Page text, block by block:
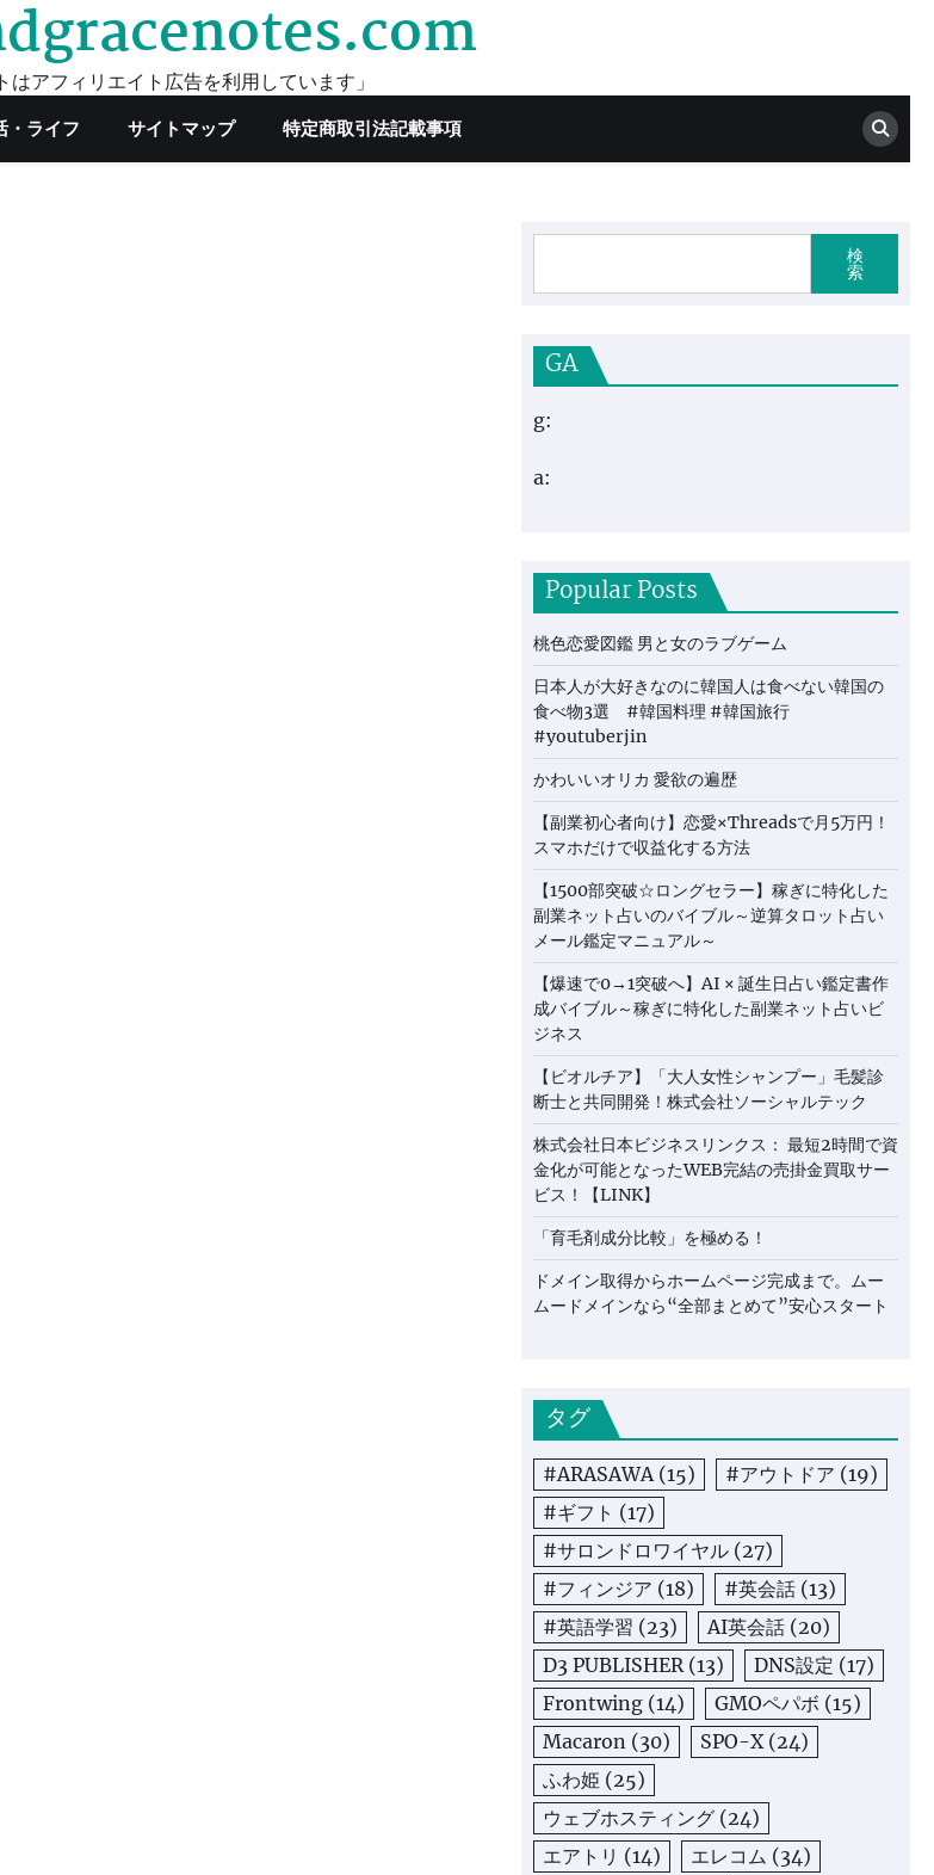
はアフィリエイト広告を利用しています」
・ライフ サイトマップ 特定商取引法記載事項
検
索
GA
g:
a:
Popular Posts
桃色恋愛図鑑 男と女のラブゲーム
日本人が大好きなのに韓国人は食べない韓国の
食べ物3選 #韓国料理 #韓国旅行
#youtuberjin
かわいいオリカ 愛欲の遍歴
【副業初心者向け】恋愛×Threadsで月5万円！
スマホだけで収益化する方法
【1500部突破☆ロングセラー】稼ぎに特化した
副業ネット占いのバイブル～逆算タロット占い
メール鑑定マニュアル～
【爆速で0→1突破へ】AI × 誕生日占い鑑定書作
成バイブル～稼ぎに特化した副業ネット占いビ
ジネス
【ビオルチア】「大人女性シャンプー」毛髪診
断士と共同開発！株式会社ソーシャルテック
株式会社日本ビジネスリンクス： 最短2時間で資
金化が可能となったWEB完結の売掛金買取サー
ビス！【LINK】
「育毛剤成分比較」を極める！
ドメイン取得からホームページ完成まで。ムー
ムードメインなら“全部まとめて”安心スタート
タグ
#ARASAWA(15) #アウトドア (19)
#ギフト (17)
#サロンドロワイヤル (27)
#フィンジア (18) #英会話 (13)
#英語学習 (23) AI英会話 (20)
D3 PUBLISHER(13) DNS設定 (17)
Frontwing (14) GMOペパボ (15)
Macaron (30) SPO-X(24)
ふわ姫 (25)
ウェブホスティング (24)
エアトリ (14) エレコム (34)